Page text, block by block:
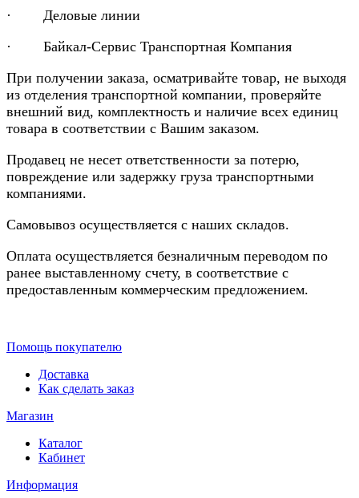
· Деловые линии
· Байкал-Сервис Транспортная Компания
При получении заказа, осматривайте товар, не выходя
из отделения транспортной компании, проверяйте
внешний вид, комплектность и наличие всех единиц
товара в соответствии с Вашим заказом.
Продавец не несет ответственности за потерю,
повреждение или задержку груза транспортными
компаниями.
Самовывоз осуществляется с наших складов.
Оплата осуществляется безналичным переводом по
ранее выставленному счету, в соответствие с
предоставленным коммерческим предложением.
Помощь покупателю
Доставка
Как сделать заказ
Магазин
Каталог
Кабинет
Информация